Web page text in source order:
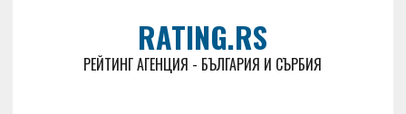
RATING.RS
РЕЙТИНГ АГЕНЦИЯ - БЪЛГАРИЯ И СЪРБИЯ